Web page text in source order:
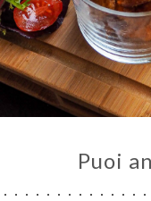
Puoi